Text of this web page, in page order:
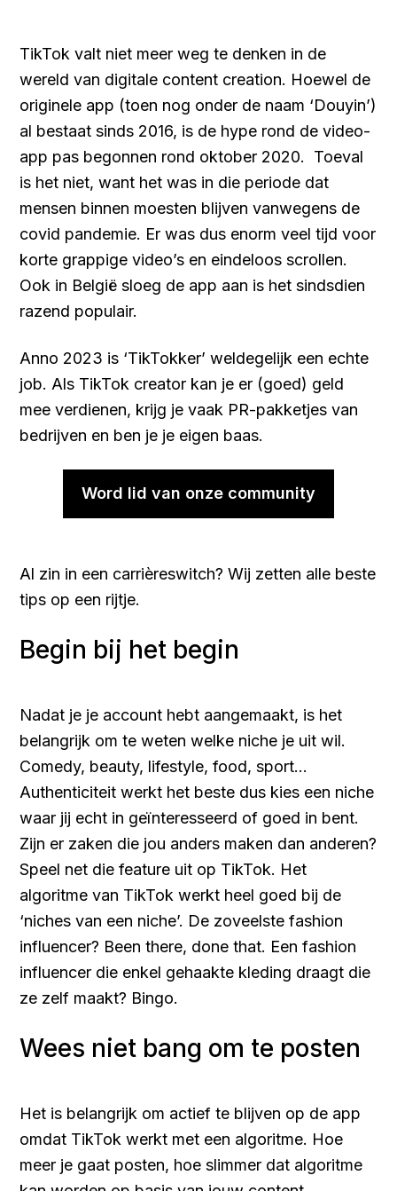
TikTok valt niet meer weg te denken in de
wereld van digitale content creation. Hoewel de
originele app (toen nog onder de naam ‘Douyin’)
al bestaat sinds 2016, is de hype rond de video-
app pas begonnen rond oktober 2020. Toeval
is het niet, want het was in die periode dat
mensen binnen moesten blijven vanwegens de
covid pandemie. Er was dus enorm veel tijd voor
korte grappige video’s en eindeloos scrollen.
Ook in België sloeg de app aan is het sindsdien
razend populair.
Anno 2023 is ‘TikTokker’ weldegelijk een echte
job. Als TikTok creator kan je er (goed) geld
mee verdienen, krijg je vaak PR-pakketjes van
bedrijven en ben je je eigen baas.
Word lid van onze community
Al zin in een carrièreswitch? Wij zetten alle beste
tips op een rijtje.
Begin bij het begin
Nadat je je account hebt aangemaakt, is het
belangrijk om te weten welke niche je uit wil.
Comedy, beauty, lifestyle, food, sport…
Authenticiteit werkt het beste dus kies een niche
waar jij echt in geïnteresseerd of goed in bent.
Zijn er zaken die jou anders maken dan anderen?
Speel net die feature uit op TikTok. Het
algoritme van TikTok werkt heel goed bij de
‘niches van een niche’. De zoveelste fashion
influencer? Been there, done that. Een fashion
influencer die enkel gehaakte kleding draagt die
ze zelf maakt? Bingo.
Wees niet bang om te posten
Het is belangrijk om actief te blijven op de app
omdat TikTok werkt met een algoritme. Hoe
meer je gaat posten, hoe slimmer dat algoritme